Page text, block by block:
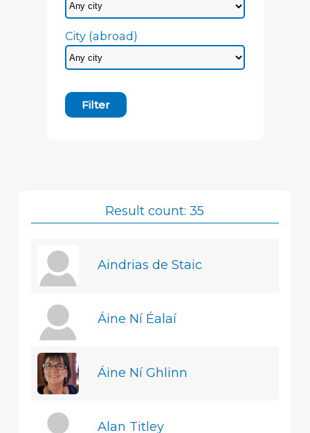
City (abroad)
Filter
Result count: 35
Aindrias de Staic
Áine Ní Éalaí
Áine Ní Ghlinn
Alan Titley